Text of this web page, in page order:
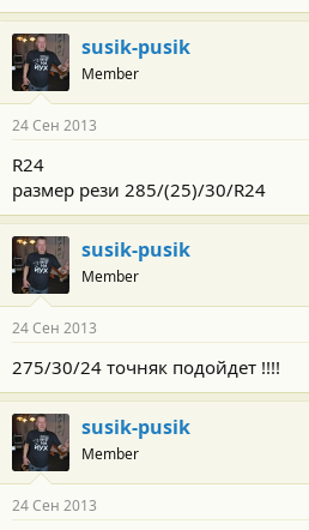
susik-pusik
Member
24 Сен 2013
R24
размер рези 285/(25)/30/R24
susik-pusik
Member
24 Сен 2013
275/30/24 точняк подойдет !!!!
susik-pusik
Member
24 Сен 2013